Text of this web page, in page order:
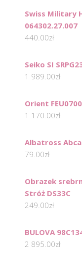
Swiss Military
064302.27.007
440.00zł
Seiko SI
1 989.00zł
Orient
1 170.00zł
Albatross
79.00zł
Obrazek
Stróż DS33C
249.00zł
BULOVA
2 895.00zł